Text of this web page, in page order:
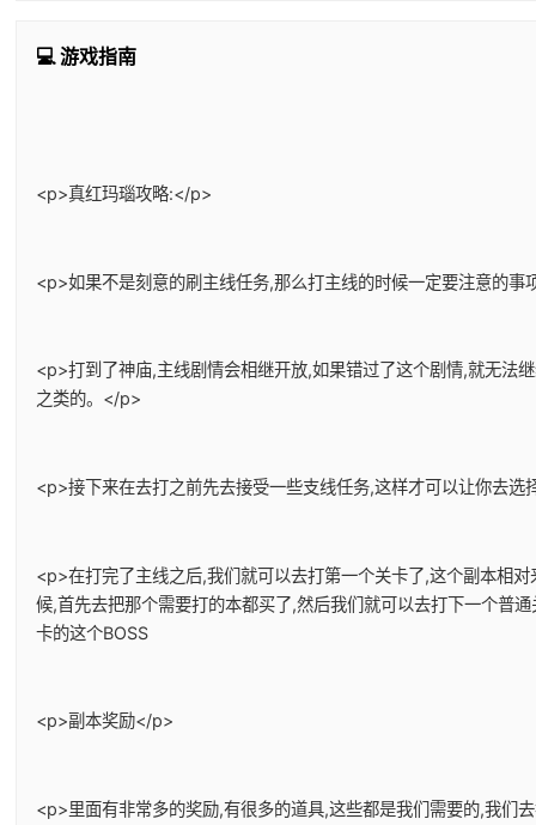
💻 游戏指南
<p>真红玛瑙攻略:</p>
<p>如果不是刻意的刷主线任务,那么打主线的时候一定要注意的
<p>打到了神庙,主线剧情会相继开放,如果错过了这个剧情,就无法
之类的。</p>
<p>接下来在去打之前先去接受一些支线任务,这样才可以让你去
<p>在打完了主线之后,我们就可以去打第一个关卡了,这个副本相
候,首先去把那个需要打的本都买了,然后我们就可以去打下一个普
卡的这个BOSS
<p>副本奖励</p>
<p>里面有非常多的奖励,有很多的道具,这些都是我们需要的,我们